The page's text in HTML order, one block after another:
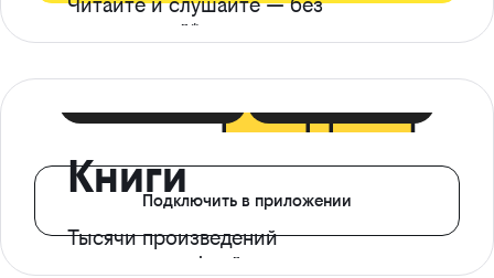
Читайте и слушайте — без
ограничений*
Книги
Тысячи произведений
с доступом офлайн
Подключить в приложении